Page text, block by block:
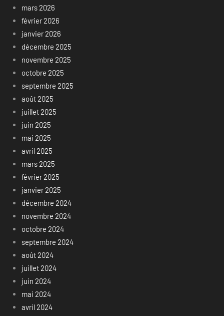
mars 2026
février 2026
janvier 2026
décembre 2025
novembre 2025
octobre 2025
septembre 2025
août 2025
juillet 2025
juin 2025
mai 2025
avril 2025
mars 2025
février 2025
janvier 2025
décembre 2024
novembre 2024
octobre 2024
septembre 2024
août 2024
juillet 2024
juin 2024
mai 2024
avril 2024